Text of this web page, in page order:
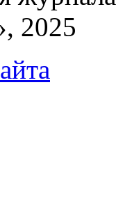
2025